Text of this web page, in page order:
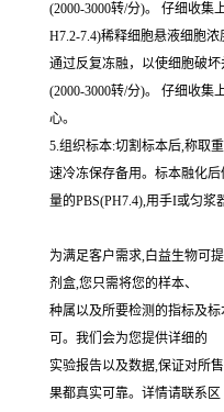
(2000-3000转/分)。 仔细收集
H7.2-7.4)稀释细胞悬液细胞浓
通过反复冻融，以使细胞破
(2000-3000转/分)。 仔细收集
心。
5.组织标本:切割标本后,称取
速冷冻保存备用。标本融化
量的PBS(PH7.4),用手I或匀浆
为满足客户需求,白益生物可
剂盒,您只需将您的样本、
种属以及所要检测的指标及
可。我们会为您提供详细的
实验报告以及数据,保证对所
果都真实可靠。详情请联系区